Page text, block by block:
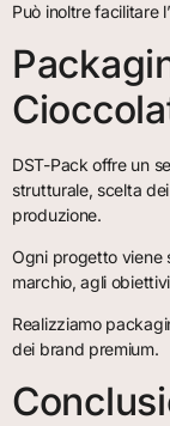
Può inoltre facilitare
DST-Pack offre un
strutturale, scelta
produzione.
Ogni progetto viene
marchio, agli
Realizziamo
dei brand premium.